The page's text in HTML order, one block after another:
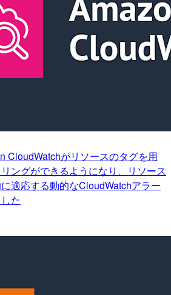
CloudWatchがリソースのタグを用
ングができるようになり、リソース
適応する動的なCloudWatchアラー
た